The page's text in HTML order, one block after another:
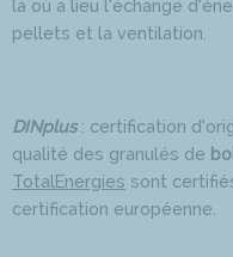
là où a lieu l’échange
pellets et la ventilation.
DINplus : certification
qualité des granulés de
TotalEnergies sont
certification européenne.